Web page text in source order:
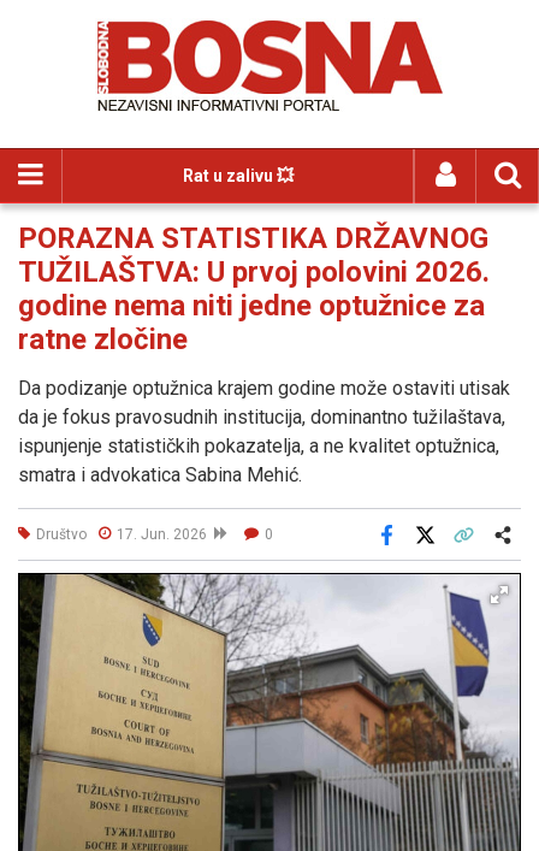
Rat u zalivu 💥
PORAZNA STATISTIKA DRŽAVNOG
TUŽILAŠTVA: U prvoj polovini 2026.
godine nema niti jedne optužnice za
ratne zločine
Da podizanje optužnica krajem godine može ostaviti utisak
da je fokus pravosudnih institucija, dominantno tužilaštava,
ispunjenje statističkih pokazatelja, a ne kvalitet optužnica,
smatra i advokatica Sabina Mehić.
Društvo 17. Jun. 2026 0
Facebook